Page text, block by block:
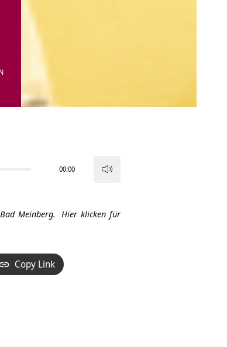
00:00
Meinberg. Hier klicken für
Copy Link